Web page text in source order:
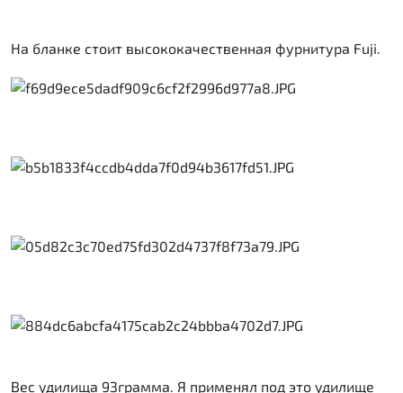
На бланке стоит высококачественная фурнитура Fuji.
Вес удилища 93грамма. Я применял под это удилище